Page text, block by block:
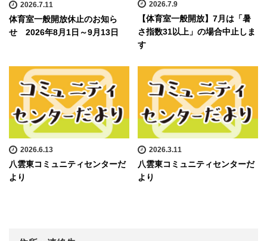
2026.7.11
体育室一般開放休止のお知ら
せ 2026年8月1日～9月13日
2026.7.9
【体育室一般開放】7月は「暑
さ指数31以上」の場合中止しま
す
2026.6.13
八雲東コミュニティセンターだ
より
2026.3.11
八雲東コミュニティセンターだ
より